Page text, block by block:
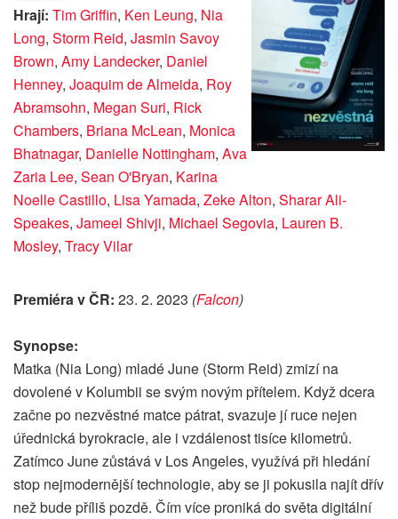
Hrají: Tim Griffin, Ken Leung, Nia
Long, Storm Reid, Jasmin Savoy
Brown, Amy Landecker, Daniel
Henney, Joaquim de Almeida, Roy
Abramsohn, Megan Suri, Rick
Chambers, Briana McLean, Monica
Bhatnagar, Danielle Nottingham, Ava
Zaria Lee, Sean O'Bryan, Karina
Noelle Castillo, Lisa Yamada, Zeke Alton, Sharar Ali-
Speakes, Jameel Shivji, Michael Segovia, Lauren B.
Mosley, Tracy Vilar
Premiéra v ČR: 23. 2. 2023 (Falcon)
Synopse:
Matka (Nia Long) mladé June (Storm Reid) zmizí na
dovolené v Kolumbii se svým novým přítelem. Když dcera
začne po nezvěstné matce pátrat, svazuje jí ruce nejen
úřednická byrokracie, ale i vzdálenost tisíce kilometrů.
Zatímco June zůstává v Los Angeles, využívá při hledání
stop nejmodernější technologie, aby se ji pokusila najít dřív
než bude příliš pozdě. Čím více proniká do světa digitální